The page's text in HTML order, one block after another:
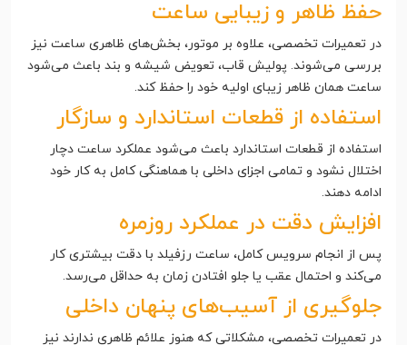
حفظ ظاهر و زیبایی ساعت
در تعمیرات تخصصی، علاوه بر موتور، بخش‌های ظاهری ساعت نیز
بررسی می‌شوند. پولیش قاب، تعویض شیشه و بند باعث می‌شود
ساعت همان ظاهر زیبای اولیه خود را حفظ کند.
استفاده از قطعات استاندارد و سازگار
استفاده از قطعات استاندارد باعث می‌شود عملکرد ساعت دچار
اختلال نشود و تمامی اجزای داخلی با هماهنگی کامل به کار خود
ادامه دهند.
افزایش دقت در عملکرد روزمره
پس از انجام سرویس کامل، ساعت رزفیلد با دقت بیشتری کار
می‌کند و احتمال عقب یا جلو افتادن زمان به حداقل می‌رسد.
جلوگیری از آسیب‌های پنهان داخلی
در تعمیرات تخصصی، مشکلاتی که هنوز علائم ظاهری ندارند نیز